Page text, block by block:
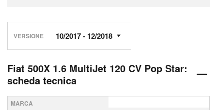
VERSIONE
Fiat 500X 1.6 MultiJet 120 CV Pop Star:
scheda tecnica
MARCA